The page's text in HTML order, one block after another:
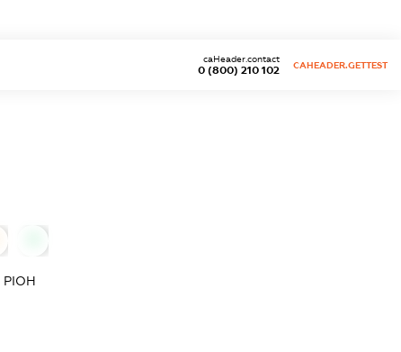
0 (800) 210 102
caHeader.contact
CAHEADER.GETTEST
РІОН